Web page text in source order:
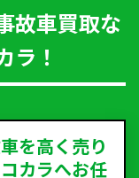
故車買取な
ラ！
を高く売り
カラへお任